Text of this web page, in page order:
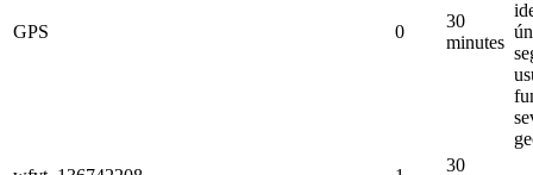
GPS 0
30
minutes
30